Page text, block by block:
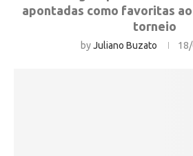
apontadas como favoritas
torneio
byJuliano Buzato